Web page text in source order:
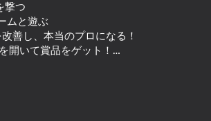
撃つ
ムと遊ぶ
善し、本当のプロになる！
開いて賞品をゲット！
オープンシークレットレベルで最高にな